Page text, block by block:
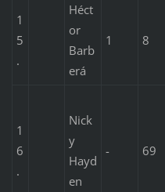
1
5
.
Héct
or
Barb
erá
1 8
1
6
.
Nick
y
Hayd
en
- 69